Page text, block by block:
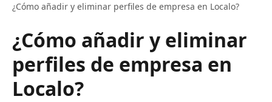
¿Cómo añadir y eliminar perfiles de empresa en Localo?
¿Cómo añadir y eliminar
perfiles de empresa en
Localo?